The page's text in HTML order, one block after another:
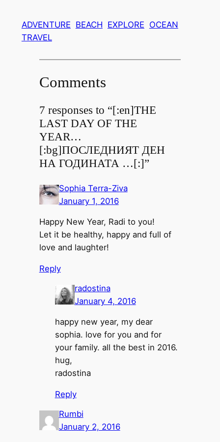
ADVENTURE BEACH EXPLORE OCEAN
TRAVEL
Comments
7 responses to “[:en]THE
LAST DAY OF THE
YEAR…
[:bg]ПОСЛЕДНИЯТ ДЕН
НА ГОДИНАТА …[:]”
Sophia Terra-Ziva
January 1, 2016
Happy New Year, Radi to you!
Let it be healthy, happy and full of
love and laughter!
Reply
radostina
January 4, 2016
happy new year, my dear
sophia. love for you and for
your family. all the best in 2016.
hug,
radostina
Reply
Rumbi
January 2, 2016